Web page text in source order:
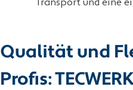
Transport und eine
Qualität und
Profis: